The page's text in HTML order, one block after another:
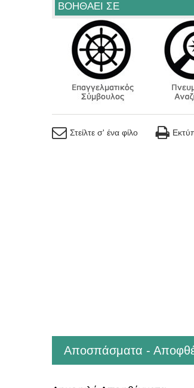
ΒΟΗΘΑΕΙ ΣΕ
Στείλτε σ' ένα φίλο
Αποσπάσματα -